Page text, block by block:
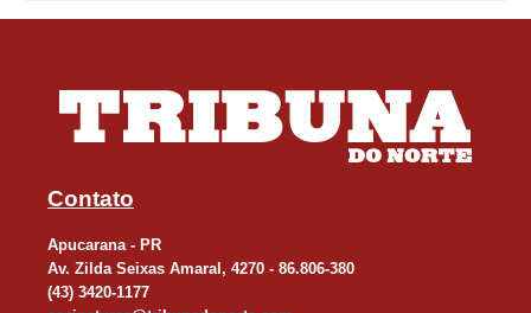
Contato
Apucarana - PR
Av. Zilda Seixas Amaral, 4270 - 86.806-380
(43) 3420-1177